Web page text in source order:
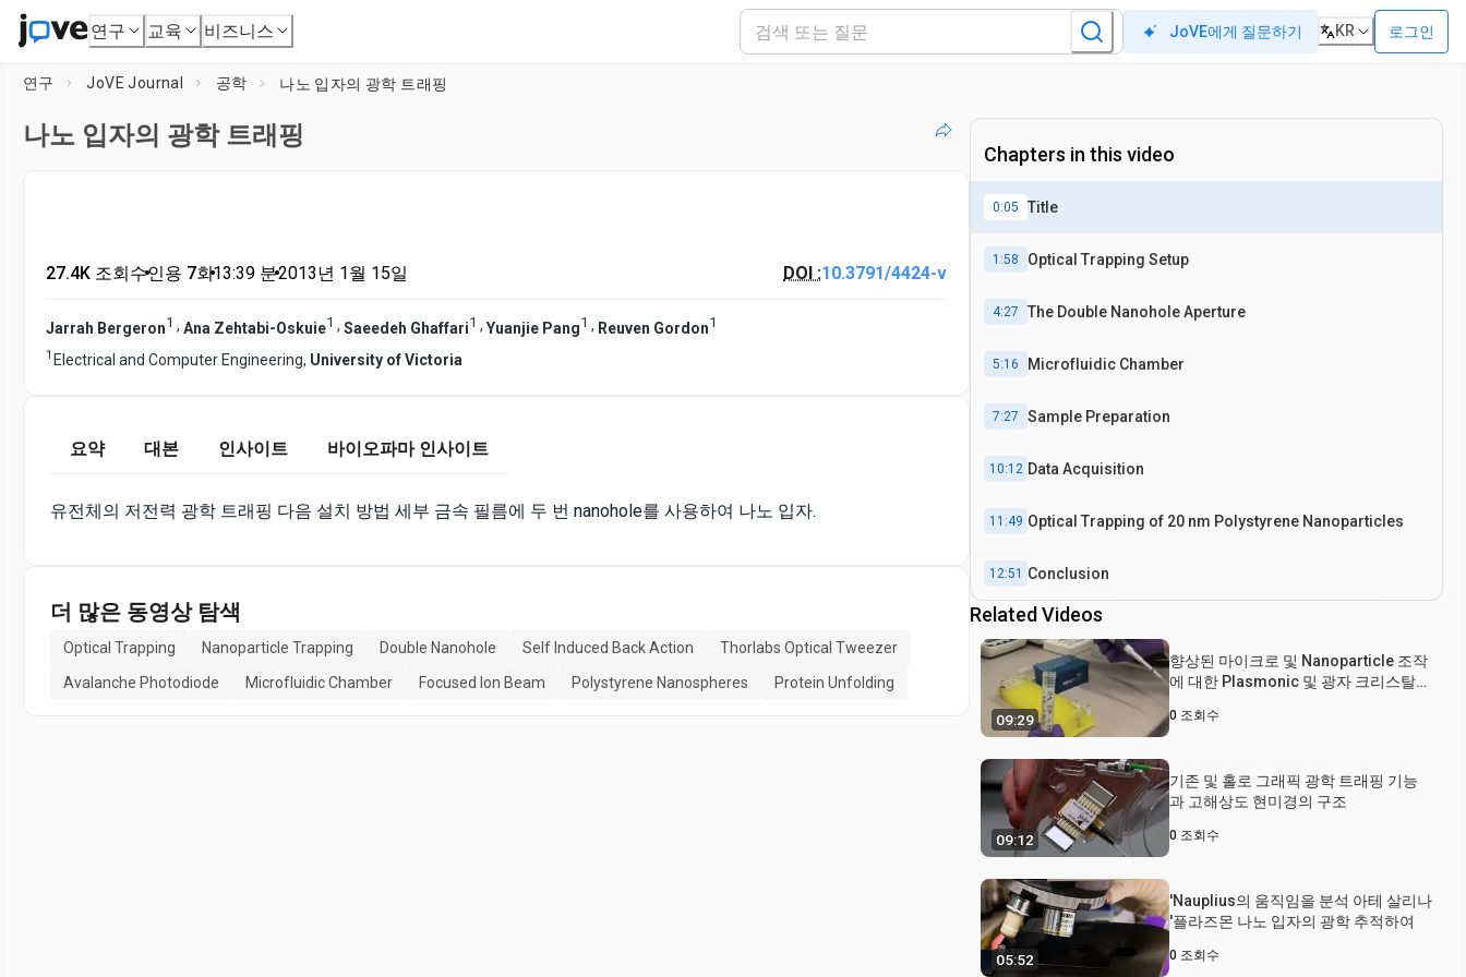
연구 교육 비즈니스 JoVE에게 질문하기 KR 로그인
연구 JoVE Journal 공학 나노 입자의 광학 트래핑
나노 입자의 광학 트래핑
27.4K 조회수•인용 7회•13:39 분•2013년 1월 15일 DOI :10.3791/4424-v
Jarrah Bergeron1 , Ana Zehtabi-Oskuie1 , Saeedeh Ghaffari1 , Yuanjie Pang1 , Reuven Gordon1
1 Electrical and Computer Engineering, University of Victoria
요약 대본 인사이트 바이오파마 인사이트
유전체의 저전력 광학 트래핑 다음 설치 방법 세부 금속 필름에 두 번 nanohole를 사용하여 나노 입자.
더 많은 동영상 탐색
Optical Trapping Nanoparticle Trapping Double Nanohole Self Induced Back Action
Thorlabs Optical Tweezer
Avalanche Photodiode
Microfluidic Chamber Focused Ion Beam Polystyrene Nanospheres Protein Unfolding
Chapters in this video
0:05 Title
1:58 Optical Trapping Setup
4:27 The Double Nanohole Aperture
5:16 Microfluidic Chamber
7:27 Sample Preparation
10:12 Data Acquisition
11:49 Optical Trapping of 20 nm Polystyrene Nanoparticles
12:51 Conclusion
Related Videos
09:29
향상된 마이크로 및 Nanoparticle 조작
에 대한 Plasmonic 및 광자 크리스탈
0 조회수
09:12
기존 및 홀로 그래픽 광학 트래핑 기능
과 고해상도 현미경의 구조
0 조회수
05:52
'Nauplius의 움직임을 분석 아테 살리나
'플라즈몬 나노 입자의 광학 추적하여
0 조회수